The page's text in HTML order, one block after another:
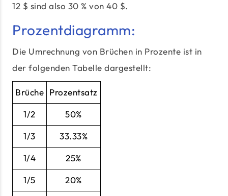
12 $ sind also 30 % von 40 $.
Prozentdiagramm:
Die Umrechnung von Brüchen in Prozente ist in
der folgenden Tabelle dargestellt:
Brüche Prozentsatz
1/2 50%
1/3 33.33%
1/4 25%
1/5 20%